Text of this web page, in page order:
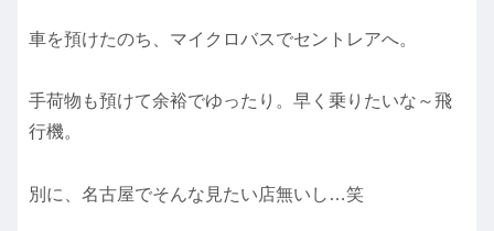
車を預けたのち、マイクロバスでセントレアへ。
手荷物も預けて余裕でゆったり。早く乗りたいな～飛
行機。
別に、名古屋でそんな見たい店無いし…笑